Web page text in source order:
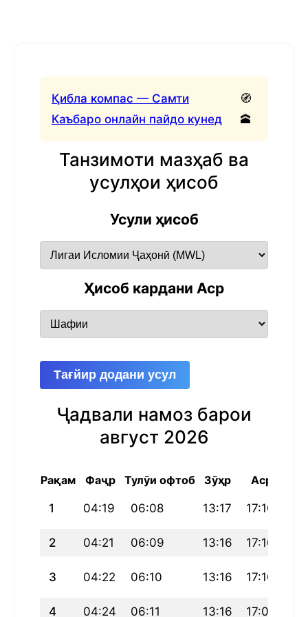
Қибла компас — Самти
Каъбаро онлайн пайдо кунед
🧭
🕋
Танзимоти мазҳаб ва
усулҳои ҳисоб
Усули ҳисоб
Ҳисоб кардани Аср
Тағйир додани усул
Ҷадвали намоз барои
август 2026
Рақам Фаҷр Тулӯи офтоб Зӯҳр Аср
1 04:19 06:08 13:17 17:10
2 04:21 06:09 13:16 17:10
3 04:22 06:10 13:16 17:10
4 04:24 06:11 13:16 17:09